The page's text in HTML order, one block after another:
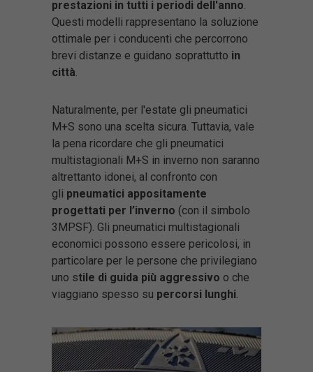
prestazioni in tutti i periodi dell'anno
Questi modelli rappresentano la soluzione
ottimale per i conducenti che percorrono
brevi distanze e guidano soprattutto in
città
Naturalmente, per l'estate gli pneumatici
M+S sono una scelta sicura. Tuttavia, vale
la pena ricordare che gli pneumatici
multistagionali M+S in inverno non saranno
altrettanto idonei, al confronto con
gli pneumatici appositamente
progettati per l’inverno (con il simbolo
3MPSF). Gli pneumatici multistagionali
economici possono essere pericolosi, in
particolare per le persone che privilegiano
uno stile di guida più aggressivo o che
viaggiano spesso su percorsi lunghi